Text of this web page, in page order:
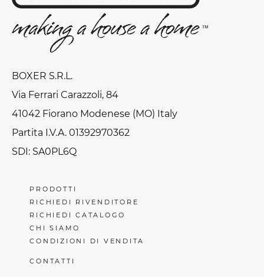
BOXER S.R.L.
Via Ferrari Carazzoli, 84
41042 Fiorano Modenese (MO) Italy
Partita I.V.A. 01392970362
SDI: SA0PL6Q
PRODOTTI
RICHIEDI RIVENDITORE
RICHIEDI CATALOGO
CHI SIAMO
CONDIZIONI DI VENDITA
CONTATTI